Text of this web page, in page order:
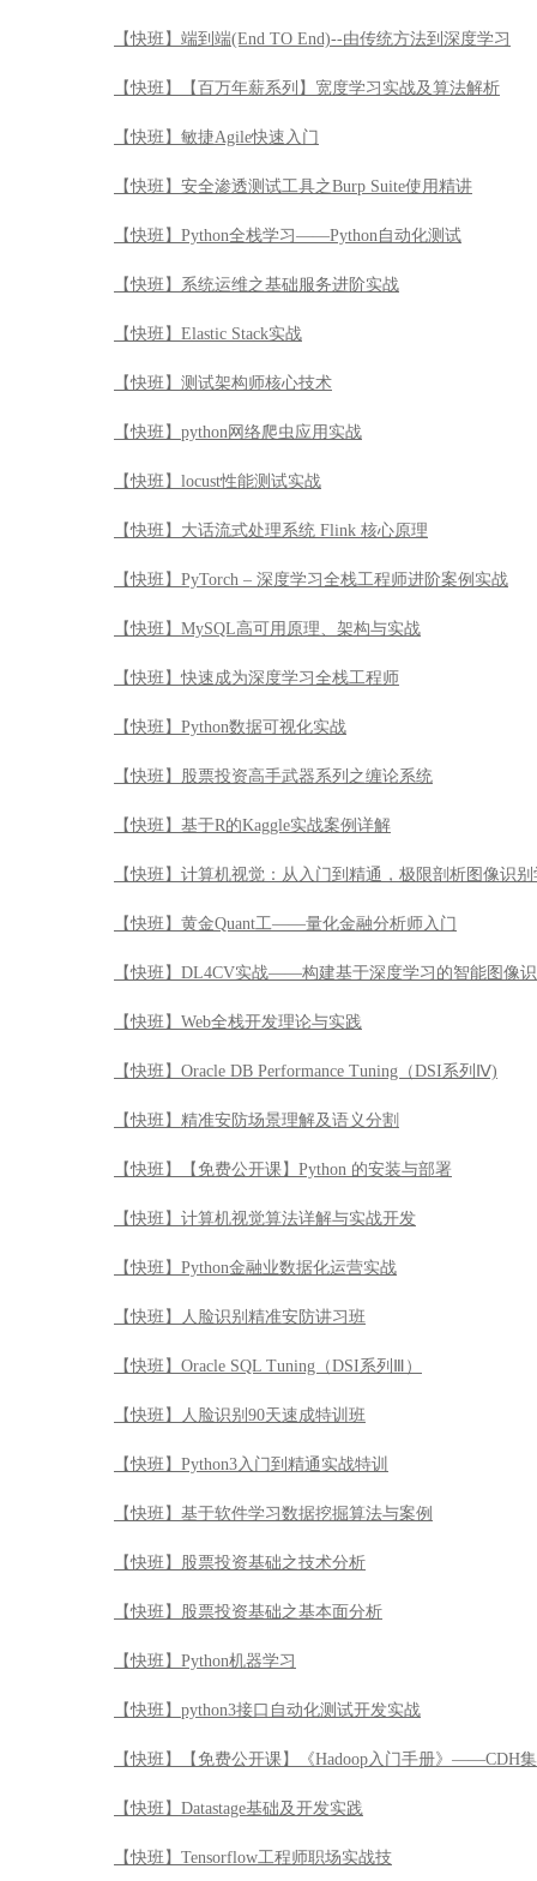
【快班】端到端(End TO End)--由传统方法到深度学习
【快班】【百万年薪系列】宽度学习实战及算法解析
【快班】敏捷Agile快速入门
【快班】安全渗透测试工具之Burp Suite使用精讲
【快班】Python全栈学习——Python自动化测试
【快班】系统运维之基础服务进阶实战
【快班】Elastic Stack实战
【快班】测试架构师核心技术
【快班】python网络爬虫应用实战
【快班】locust性能测试实战
【快班】大话流式处理系统 Flink 核心原理
【快班】PyTorch – 深度学习全栈工程师进阶案例实战
【快班】MySQL高可用原理、架构与实战
【快班】快速成为深度学习全栈工程师
【快班】Python数据可视化实战
【快班】股票投资高手武器系列之缠论系统
【快班】基于R的Kaggle实战案例详解
【快班】计算机视觉：从入门到精通，极限剖析图像识
【快班】黄金Quant工——量化金融分析师入门
【快班】DL4CV实战——构建基于深度学习的智能图像
【快班】Web全栈开发理论与实践
【快班】Oracle DB Performance Tuning（DSI系列Ⅳ)
【快班】精准安防场景理解及语义分割
【快班】【免费公开课】Python 的安装与部署
【快班】计算机视觉算法详解与实战开发
【快班】Python金融业数据化运营实战
【快班】人脸识别精准安防讲习班
【快班】Oracle SQL Tuning（DSI系列Ⅲ）
【快班】人脸识别90天速成特训班
【快班】Python3入门到精通实战特训
【快班】基于软件学习数据挖掘算法与案例
【快班】股票投资基础之技术分析
【快班】股票投资基础之基本面分析
【快班】Python机器学习
【快班】python3接口自动化测试开发实战
【快班】【免费公开课】《Hadoop入门手册》——CDH
【快班】Datastage基础及开发实践
【快班】Tensorflow工程师职场实战技